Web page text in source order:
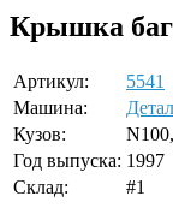
Крышка
Артикул:
5541
Машина:
Кузов:
Год выпуска: 1997
Склад:
#1